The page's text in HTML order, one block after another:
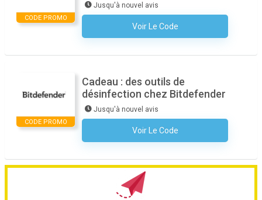
CODE PROMO
Jusqu'à nouvel avis
Voir Le Code
Aucun Code N'est Nécessaire
CODE PROMO
Cadeau : des outils de
désinfection chez Bitdefender
Jusqu'à nouvel avis
Voir Le Code
Aucun Code N'est Nécessaire